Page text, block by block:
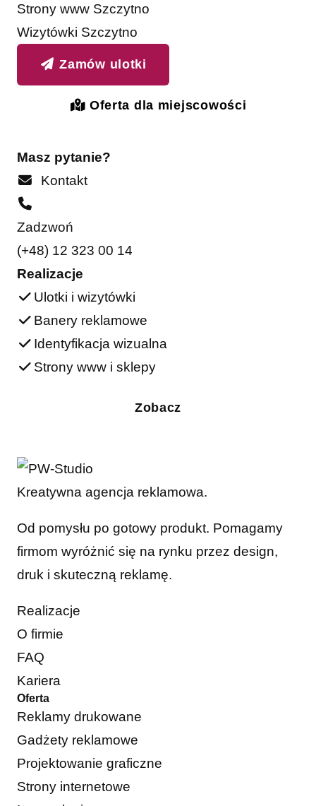
Strony www Szczytno
Wizytówki Szczytno
Zamów ulotki
Oferta dla miejscowości
Masz pytanie?
Kontakt
Zadzwoń
(+48) 12 323 00 14
Realizacje
Ulotki i wizytówki
Banery reklamowe
Identyfikacja wizualna
Strony www i sklepy
Zobacz
Kreatywna agencja reklamowa.
Od pomysłu po gotowy produkt. Pomagamy
firmom wyróżnić się na rynku przez design,
druk i skuteczną reklamę.
Realizacje
O firmie
FAQ
Kariera
Oferta
Reklamy drukowane
Gadżety reklamowe
Projektowanie graficzne
Strony internetowe